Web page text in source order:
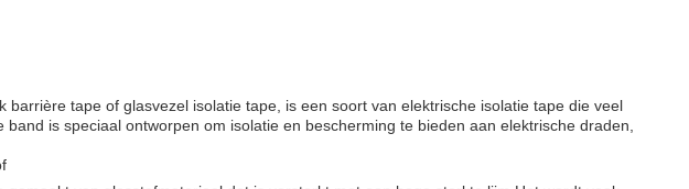
barrière tape of glasvezel isolatie tape, is een soort van elektrische isolatie tape die veel
is speciaal ontworpen om isolatie en bescherming te bieden aan elektrische draden,